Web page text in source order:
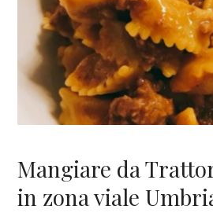
Mangiare da
in zona viale